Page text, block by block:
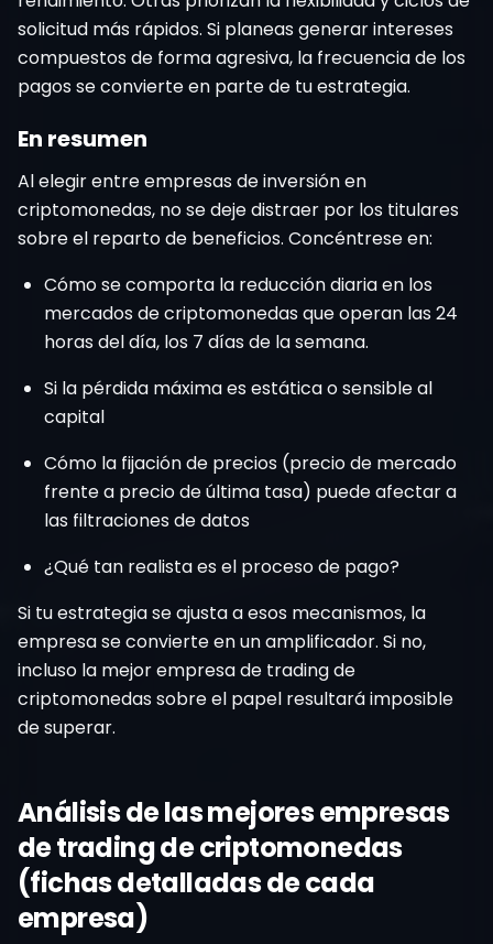
solicitud más rápidos. Si planeas generar intereses
compuestos de forma agresiva, la frecuencia de los
pagos se convierte en parte de tu estrategia.
En resumen
Al elegir entre empresas de inversión en
criptomonedas, no se deje distraer por los titulares
sobre el reparto de beneficios. Concéntrese en:
Cómo se comporta la reducción diaria en los
mercados de criptomonedas que operan las 24
horas del día, los 7 días de la semana.
Si la pérdida máxima es estática o sensible al
capital
Cómo la fijación de precios (precio de mercado
frente a precio de última tasa) puede afectar a
las filtraciones de datos
¿Qué tan realista es el proceso de pago?
Si tu estrategia se ajusta a esos mecanismos, la
empresa se convierte en un amplificador. Si no,
incluso la mejor empresa de trading de
criptomonedas sobre el papel resultará imposible
de superar.
Análisis de las mejores empresas
de trading de criptomonedas
(fichas detalladas de cada
empresa)